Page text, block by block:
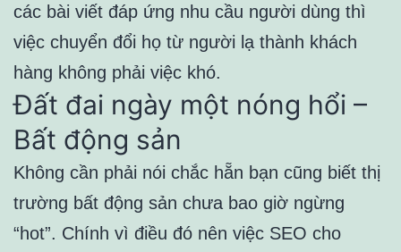
các bài viết đáp ứng nhu cầu người dùng thì
việc chuyển đổi họ từ người lạ thành khách
hàng không phải việc khó.
Đất đai ngày một nóng hổi –
Bất động sản
Không cần phải nói chắc hẵn bạn cũng biết thị
trường bất động sản chưa bao giờ ngừng
“hot”. Chính vì điều đó nên việc SEO cho